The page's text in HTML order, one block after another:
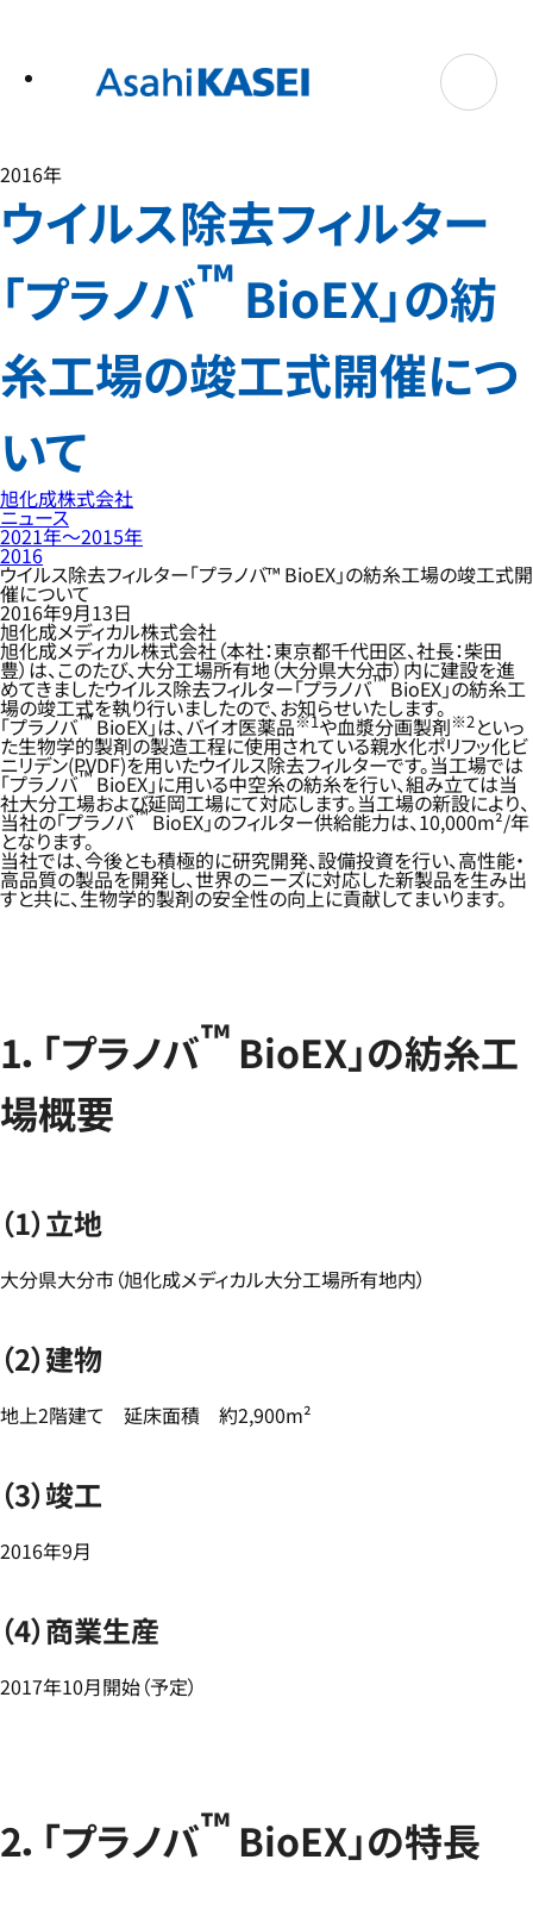
2016年
ウイルス除去フィルター
「プラノバ™ BioEX」の紡
糸工場の竣工式開催につ
いて
旭化成株式会社
ニュース
2021年〜2015年
2016
ウイルス除去フィルター「プラノバ™ BioEX」の紡糸工場の竣工式開
催について
2016年9月13日
旭化成メディカル株式会社
旭化成メディカル株式会社（本社：東京都千代田区、社長：柴田
豊）は、このたび、大分工場所有地（大分県大分市）内に建設を進
めてきましたウイルス除去フィルター「プラノバ™ BioEX」の紡糸工
場の竣工式を執り行いましたので、お知らせいたします。
「プラノバ™BioEX」は、バイオ医薬品※1や血漿分画製剤※2 といっ
た生物学的製剤の製造工程に使用されている親水化ポリフッ化ビ
ニリデン(PVDF)を用いたウイルス除去フィルターです。当工場では
「プラノバ™BioEX」に用いる中空糸の紡糸を行い、組み立ては当
社大分工場および延岡工場にて対応します。当工場の新設により、
当社の「プラノバ™BioEX」のフィルター供給能力は、10,000m²/年
となります。
当社では、今後とも積極的に研究開発、設備投資を行い、高性能・
高品質の製品を開発し、世界のニーズに対応した新製品を生み出
すと共に、生物学的製剤の安全性の向上に貢献してまいります。
1．「プラノバ™ BioEX」の紡糸工
場概要
（1）立地
大分県大分市（旭化成メディカル大分工場所有地内）
（2）建物
地上2階建て 延床面積 約2,900m²
（3）竣工
2016年9月
（4）商業生産
2017年10月開始（予定）
2．「プラノバ™ BioEX」の特長